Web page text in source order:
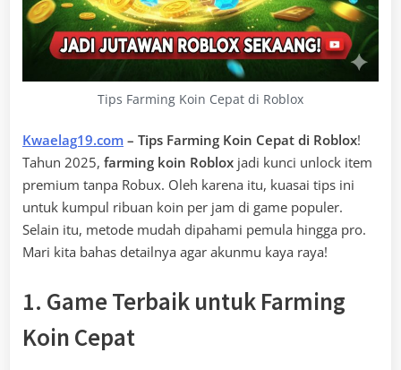
Tips Farming Koin Cepat di Roblox
Kwaelag19.com – Tips Farming Koin Cepat di Roblox!
Tahun 2025, farming koin Roblox jadi kunci unlock item
premium tanpa Robux. Oleh karena itu, kuasai tips ini
untuk kumpul ribuan koin per jam di game populer.
Selain itu, metode mudah dipahami pemula hingga pro.
Mari kita bahas detailnya agar akunmu kaya raya!
1. Game Terbaik untuk Farming
Koin Cepat